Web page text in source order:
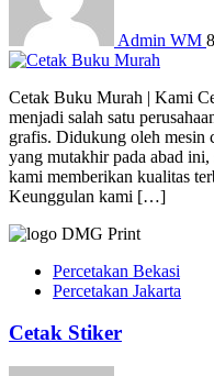
Admin WM
Cetak Buku Murah | Kami
menjadi salah satu
grafis. Didukung oleh mesin
yang mutakhir pada abad
kami memberikan kualitas
Keunggulan kami […]
Percetakan Bekasi
Percetakan Jakarta
Cetak Stiker